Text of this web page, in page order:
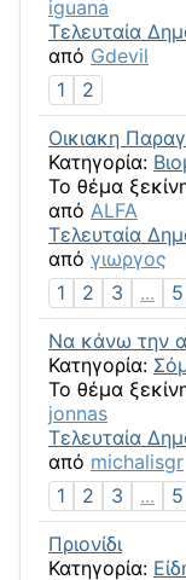
iguana
Τελευταία
από Gdevil
1
2
Οικιακη
Κατηγορία:
Το θέμα
από ALFA
Τελευταία
από γιωργος
1
2 3 ...
5
Να κάνω την
Κατηγορία:
Το θέμα
jonnas
Τελευταία
από michalisgr
1
2 3 ...
5
Πριονίδι
Κατηγορία: